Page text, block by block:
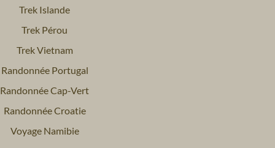
Trek Islande
Trek Pérou
Trek Vietnam
Randonnée Portugal
Randonnée Cap-Vert
Randonnée Croatie
Voyage Namibie